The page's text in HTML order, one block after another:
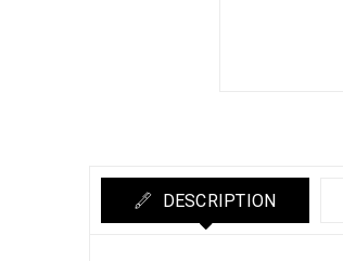
DESCRIPTION